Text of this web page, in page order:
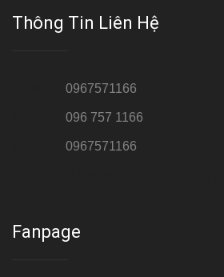
Thông Tin Liên Hệ
0967571166
096 757 1166
0967571166
Fanpage